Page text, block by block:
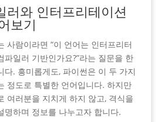
러와 인터프리테이션
보기
사람이라면 “이 언어는 인터프리터
파일러 기반인가요?”라는 질문을 한
다. 흥미롭게도, 파이썬은 이 두 가지
정도로 특별한 언어입니다. 하지만
여러분을 지치게 하지 않고, 격식을
명하며 정보를 나누고자 합니다.